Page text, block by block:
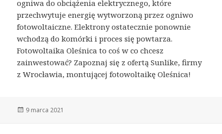
ogniwa do obciążenia elektrycznego, które
przechwytuje energię wytworzoną przez ogniwo
fotowoltaiczne. Elektrony ostatecznie ponownie
wchodzą do komórki i proces się powtarza.
Fotowoltaika Oleśnica to coś w co chcesz
zainwestować? Zapoznaj się z ofertą Sunlike, firmy
z Wrocławia, montującej fotowoltaikę Oleśnica!
Opublikowano
9 marca 2021